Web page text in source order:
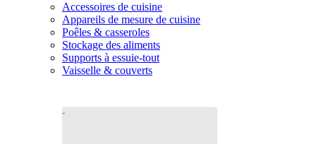
Accessoires de cuisine
Appareils de mesure de cuisine
Poêles & casseroles
Stockage des aliments
Supports à essuie-tout
Vaisselle & couverts